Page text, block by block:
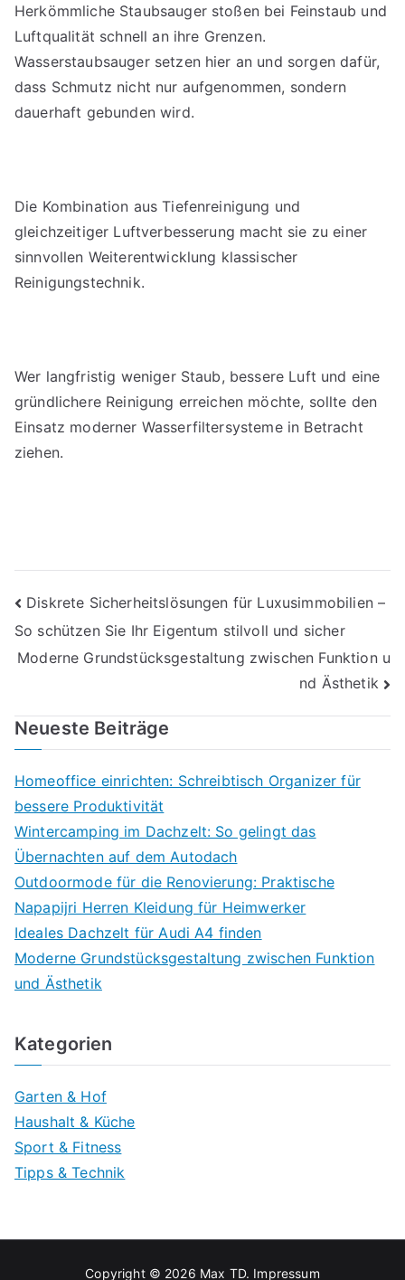
Herkömmliche Staubsauger stoßen bei Feinstaub und
Luftqualität schnell an ihre Grenzen.
Wasserstaubsauger setzen hier an und sorgen dafür,
dass Schmutz nicht nur aufgenommen, sondern
dauerhaft gebunden wird.
Die Kombination aus Tiefenreinigung und
gleichzeitiger Luftverbesserung macht sie zu einer
sinnvollen Weiterentwicklung klassischer
Reinigungstechnik.
Wer langfristig weniger Staub, bessere Luft und eine
gründlichere Reinigung erreichen möchte, sollte den
Einsatz moderner Wasserfiltersysteme in Betracht
ziehen.
Beitragsnavigation
Diskrete Sicherheitslösungen für Luxusimmobilien –
So schützen Sie Ihr Eigentum stilvoll und sicher
Moderne Grundstücksgestaltung zwischen Funktion u
nd Ästhetik
Neueste Beiträge
Homeoffice einrichten: Schreibtisch Organizer für
bessere Produktivität
Wintercamping im Dachzelt: So gelingt das
Übernachten auf dem Autodach
Outdoormode für die Renovierung: Praktische
Napapijri Herren Kleidung für Heimwerker
Ideales Dachzelt für Audi A4 finden
Moderne Grundstücksgestaltung zwischen Funktion
und Ästhetik
Kategorien
Garten & Hof
Haushalt & Küche
Sport & Fitness
Tipps & Technik
Copyright © 2026 Max TD. Impressum